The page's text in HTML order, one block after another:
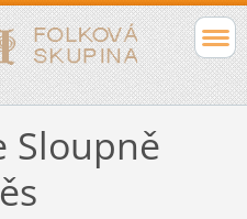
Sloupně